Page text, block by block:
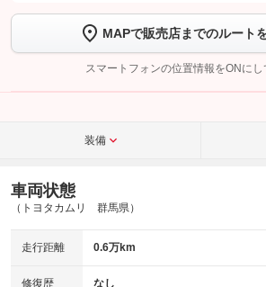
トーク画面で
ボタンをタップして問い
完了してください。
こちら
MAPで販売店までのルート
スマートフォンの位置情報をONに
装備
車両状態
（トヨタカムリ 群馬県）
走行距離 0.6万km
修復歴 なし